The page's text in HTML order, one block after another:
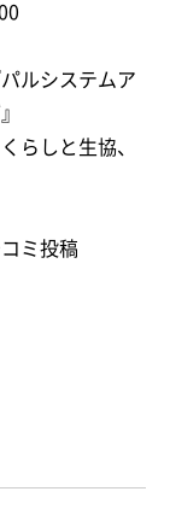
ルシステムア
らしと生協、
ミ投稿